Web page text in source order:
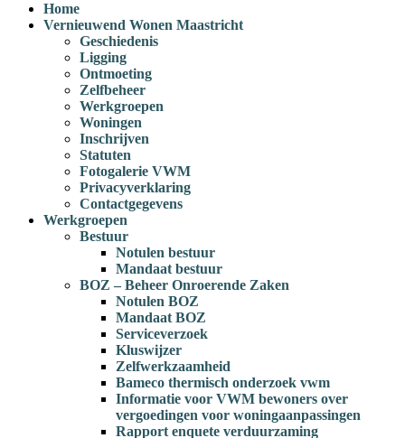
Home
Vernieuwend Wonen Maastricht
Geschiedenis
Ligging
Ontmoeting
Zelfbeheer
Werkgroepen
Woningen
Inschrijven
Statuten
Fotogalerie VWM
Privacyverklaring
Contactgegevens
Werkgroepen
Bestuur
Notulen bestuur
Mandaat bestuur
BOZ – Beheer Onroerende Zaken
Notulen BOZ
Mandaat BOZ
Serviceverzoek
Kluswijzer
Zelfwerkzaamheid
Bameco thermisch onderzoek vwm
Informatie voor VWM bewoners over
vergoedingen voor woningaanpassingen
Rapport enquete verduurzaming